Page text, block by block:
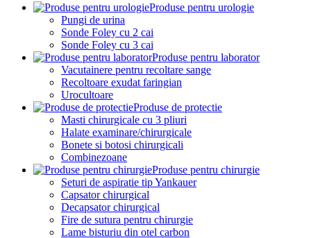
Produse pentru urologie
Pungi de urina
Sonde Foley cu 2 cai
Sonde Foley cu 3 cai
Produse pentru laborator
Vacutainere pentru recoltare sange
Recoltoare exudat faringian
Urocultoare
Produse de protectie
Masti chirurgicale cu 3 pliuri
Halate examinare/chirurgicale
Bonete si botosi chirurgicali
Combinezoane
Produse pentru chirurgie
Seturi de aspiratie tip Yankauer
Capsator chirurgical
Decapsator chirurgical
Fire de sutura pentru chirurgie
Lame bisturiu din otel carbon